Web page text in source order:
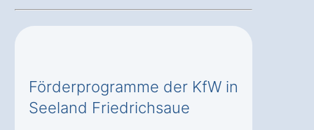
Förderprogramme der KfW in
Seeland Friedrichsaue